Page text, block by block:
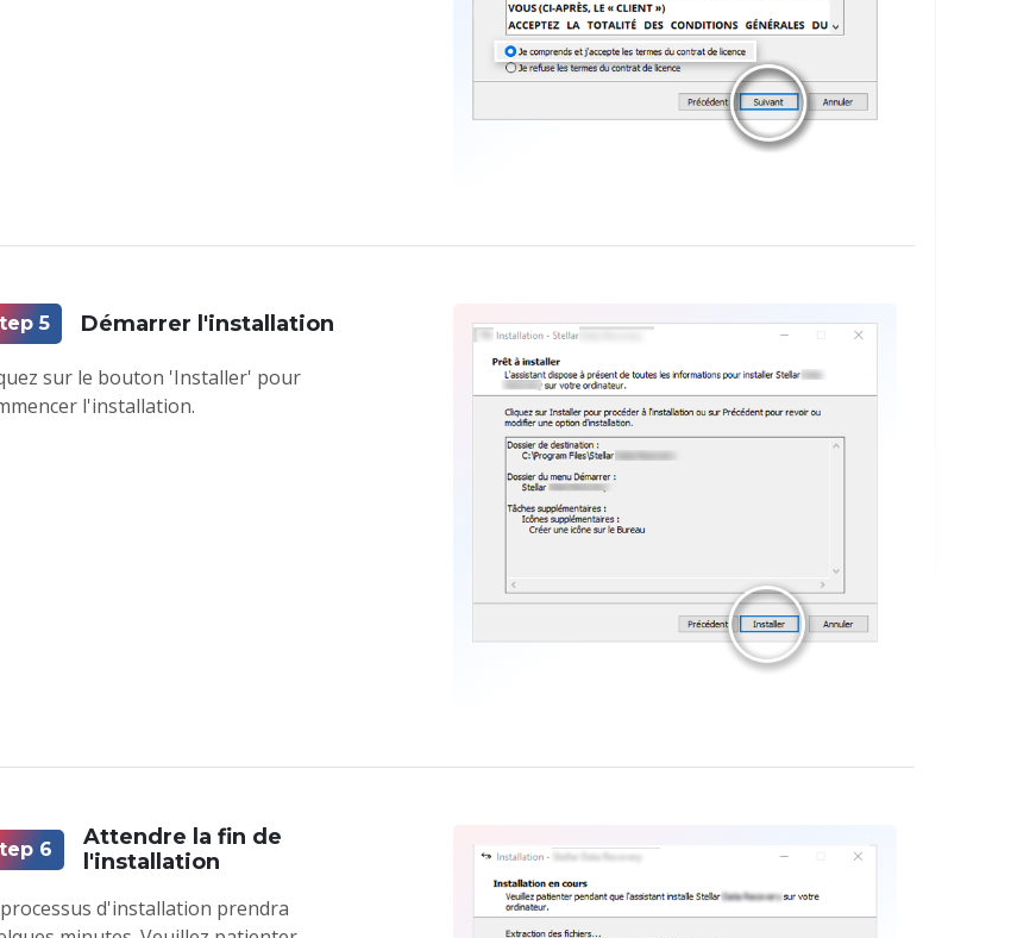
5 Démarrer l'installation
sur le bouton 'Installer' pour
l'installation.
6
Attendre la fin de
l'installation
d'installation prendra